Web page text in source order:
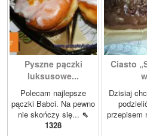
Pyszne pączki
luksusowe...
Polecam najlepsze
pączki Babci. Na pewno
nie skończy się... ⇖
1328
Ciasto
Dzisiaj
przepisem